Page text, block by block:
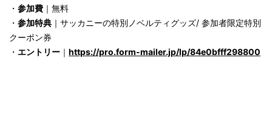
・ 参加費 ｜無料
・ 参加特典 ｜サッカニーの特別ノベルティグッズ/ 参加者限定特別
クーポン券
・ エントリー ｜ https://pro.form-mailer.jp/lp/84e0bfff298800